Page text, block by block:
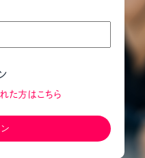
た方はこちら